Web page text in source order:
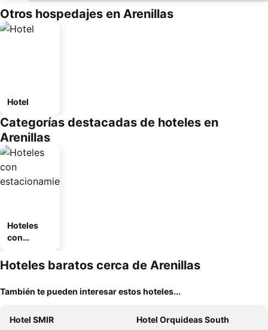
Otros hospedajes en Arenillas
Hotel
Categorías destacadas de hoteles en
Arenillas
Hoteles
con
miento
Hoteles baratos cerca de Arenillas
También te pueden interesar estos hoteles...
Hotel SMIR
Hotel Orquideas South